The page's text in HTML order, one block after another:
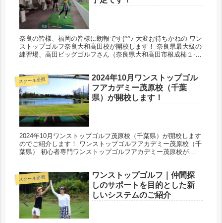
奈良の皆様、福岡の皆様に朗報です(^^♪ 大変お待ちかねの ワン
ストップゴルフ奈良大和高田校が開校します！ 奈良県最大級の
練習場、高田ビッグゴルフさん（奈良県大和高田市根成柿１-
スクール全般
2024年10月ワンストップゴル
フアカデミー茂原校（千葉
県）が開校します！
2024年10月ワンストップゴルフ茂原校（千葉県）が開校します
のでご紹介します！ ワンストップゴルフアカデミー茂原校（千
葉県） 初心者専門ワンストップゴルフアカデミー茂原校が
スクール全般
ワンストップゴルフ｜仲間探
しのサポートを目的とした新
しいシステムのご紹介